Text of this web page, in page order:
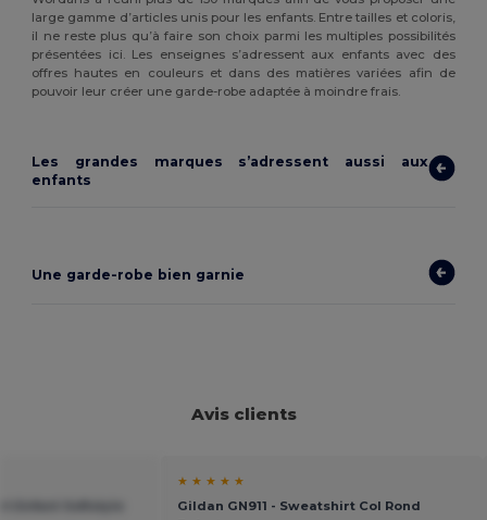
large gamme d’articles unis pour les enfants. Entre tailles et coloris,
il ne reste plus qu’à faire son choix parmi les multiples possibilités
présentées ici. Les enseignes s’adressent aux enfants avec des
offres hautes en couleurs et dans des matières variées afin de
pouvoir leur créer une garde-robe adaptée à moindre frais.
Les grandes marques s’adressent aussi aux
enfants
Une garde-robe bien garnie
Avis clients
★ ★ ★ ★ ★
Gildan GN911 - Sweatshirt Col Rond